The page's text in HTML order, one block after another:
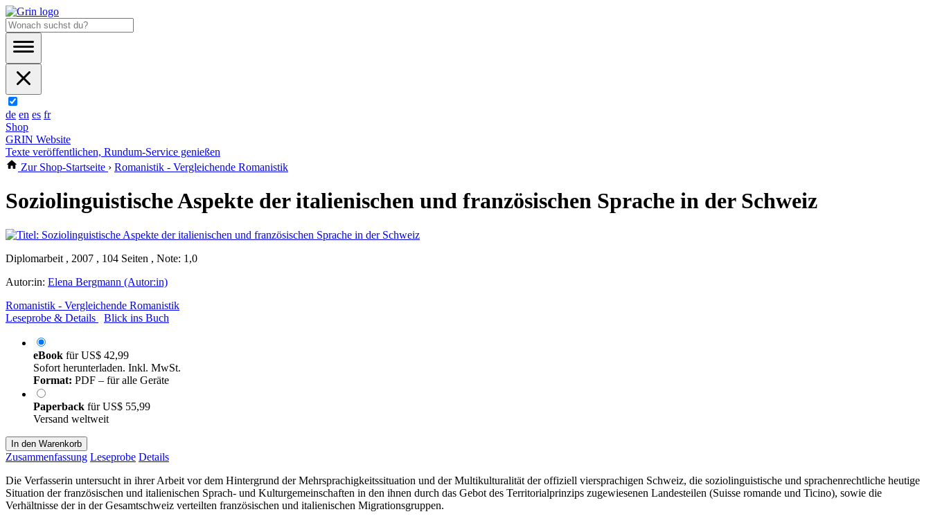
de en es fr
Shop
GRIN Website
Texte veröffentlichen, Rundum-Service genießen
Zur Shop-Startseite › Romanistik - Vergleichende Romanistik
Soziolinguistische Aspekte der italienischen und französischen Sprache in der Schweiz
Diplomarbeit , 2007 , 104 Seiten , Note: 1,0
Autor:in: Elena Bergmann (Autor:in)
Romanistik - Vergleichende Romanistik
Leseprobe & Details
Blick ins Buch
eBook fürUS$ 42,99
Sofort herunterladen. Inkl. MwSt.
Format: PDF – für alle Geräte
Paperback fürUS$ 55,99
Versand weltweit
In den Warenkorb
Zusammenfassung Leseprobe Details
Die Verfasserin untersucht in ihrer Arbeit vor dem Hintergrund der Mehrsprachigkeitssituation und der Multikulturalität der offiziell viersprachigen Schweiz, die soziolinguistische und sprachenrechtliche heutige
Situation der französischen und italienischen Sprach- und Kulturgemeinschaften in den ihnen durch das Gebot des Territorialprinzips zugewiesenen Landesteilen (Suisse romande und Ticino), sowie die
Verhältnisse der in der Gesamtschweiz verteilten französischen und italienischen Migrationsgruppen.